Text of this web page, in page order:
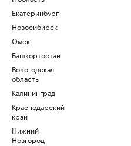
Екатеринбург
Новосибирск
Омск
Башкортостан
Вологодская
область
Калининград
Краснодарский
край
Нижний
Новгород